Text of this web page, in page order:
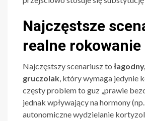
Najczęstsze
realne rokowanie
Najczęstszy scenariusz to
gruczolak, który wymaga jedynie
częsty problem to guz „prawie
jednak wpływający na hormony
autonomiczne wydzielanie